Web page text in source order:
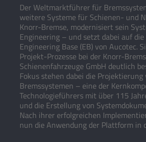
Der Weltmarktführer für
weitere Systeme für Schienen- und
Knorr-Bremse, modernisiert sein
Engineering – und setzt dabei auf
Engineering Base (EB) von Aucotec.
Projekt-Prozesse bei der Knorr-
Schienenfahrzeuge GmbH deutlich
Fokus stehen dabei die Projektierung
Bremssystemen – eine der
Technologieführers mit über 115
und die Erstellung von
Nach ihrer erfolgreichen
nun die Anwendung der Plattform in